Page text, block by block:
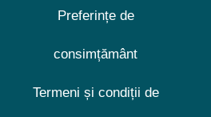
Preferințe de
consimțământ
Termeni și condiții de